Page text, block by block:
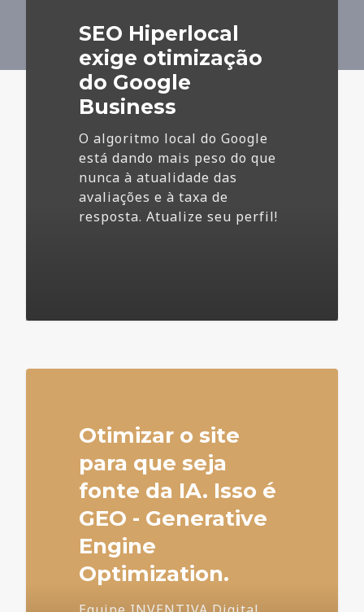
Business
SEO Hiperlocal
exige otimização
do Google
Business
O algoritmo local do Google
está dando mais peso do que
nunca à atualidade das
avaliações e à taxa de
resposta. Atualize seu perfil!
Otimizar o site
para que seja
fonte da IA. Isso é
GEO - Generative
Engine
Optimization.